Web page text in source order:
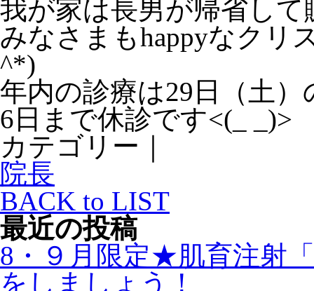
我が家は長男が帰省し
みなさまもhappyなクリ
^*)
年内の診療は29日（土
6日まで休診です<(_ _)>
カテゴリー｜
院長
BACK to LIST
最近の投稿
8・９月限定★肌育注射
をしましょう！